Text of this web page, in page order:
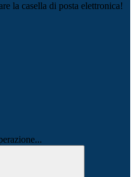
la casella di posta elettronica!